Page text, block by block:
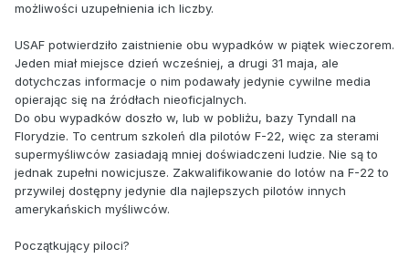
możliwości uzupełnienia ich liczby.
USAF potwierdziło zaistnienie obu wypadków w piątek wieczorem.
Jeden miał miejsce dzień wcześniej, a drugi 31 maja, ale
dotychczas informacje o nim podawały jedynie cywilne media
opierając się na źródłach nieoficjalnych.
Do obu wypadków doszło w, lub w pobliżu, bazy Tyndall na
Florydzie. To centrum szkoleń dla pilotów F-22, więc za sterami
supermyśliwców zasiadają mniej doświadczeni ludzie. Nie są to
jednak zupełni nowicjusze. Zakwalifikowanie do lotów na F-22 to
przywilej dostępny jedynie dla najlepszych pilotów innych
amerykańskich myśliwców.
Początkujący piloci?